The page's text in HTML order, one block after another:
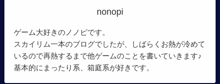
nonopi
ゲーム大好きのノノピです。
スカイリム一本のブログでしたが、しばらくお熱が冷めて
いるので再熱するまで他ゲームのことを書いていきます♪
基本的にまったり系、箱庭系が好きです。